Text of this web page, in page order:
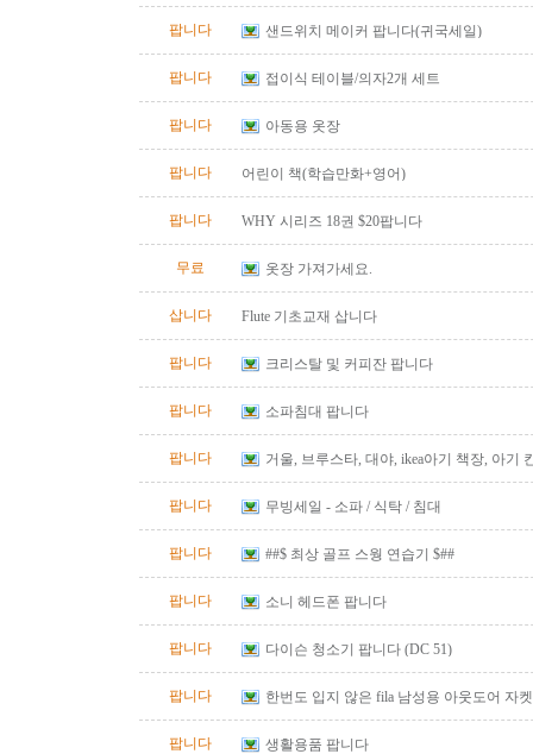
팝니다 샌드위치 메이커 팝니다(귀국세일)
팝니다 접이식 테이블/의자2개 세트
팝니다 아동용 옷장
팝니다 어린이 책(학습만화+영어)
팝니다 WHY 시리즈 18권 $20팝니다
무료 옷장 가져가세요.
삽니다 Flute 기초교재 삽니다
팝니다 크리스탈 및 커피잔 팝니다
팝니다 소파침대 팝니다
팝니다 거울, 브루스타, 대야, ikea아기 책장, 아기
팝니다 무빙세일 - 소파 / 식탁 / 침대
팝니다 ##$ 최상 골프 스웡 연습기 $##
팝니다 소니 헤드폰 팝니다
팝니다 다이슨 청소기 팝니다 (DC 51)
팝니다
한번도 입지 않은 fila 남성용 아웃도어 자
팝니다
생활용품 팝니다